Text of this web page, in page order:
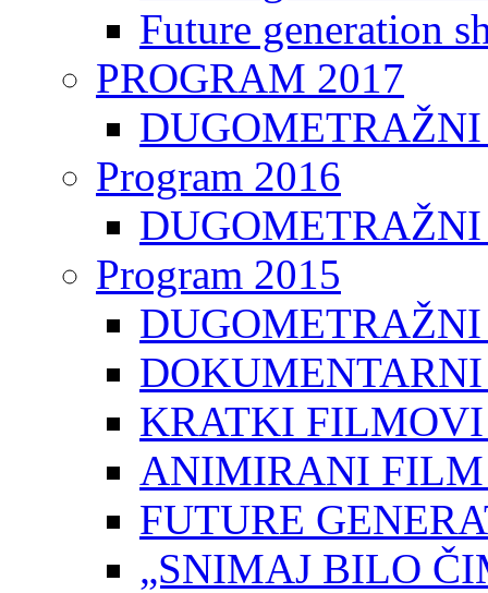
Future generation
PROGRAM 2017
Program 2016
Program 2015
KRATKI FILMOVI
ANIMIRANI FILM
FUTURE
„SNIMAJ BILO